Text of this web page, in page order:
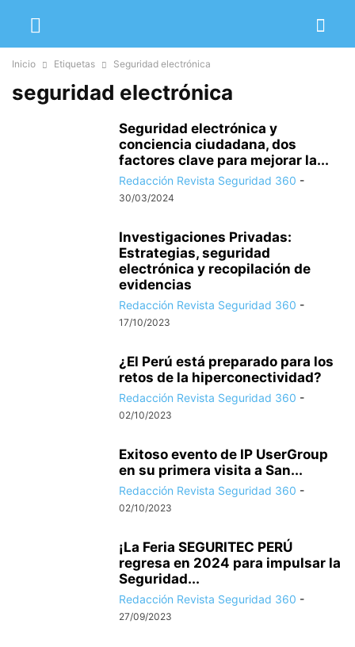
Inicio Etiquetas Seguridad electrónica
seguridad electrónica
Seguridad electrónica y
conciencia ciudadana, dos
factores clave para mejorar la...
Redacción Revista Seguridad 360 -
30/03/2024
Investigaciones Privadas:
Estrategias, seguridad
electrónica y recopilación de
evidencias
Redacción Revista Seguridad 360 -
17/10/2023
¿El Perú está preparado para los
retos de la hiperconectividad?
Redacción Revista Seguridad 360 -
02/10/2023
Exitoso evento de IP UserGroup
en su primera visita a San...
Redacción Revista Seguridad 360 -
02/10/2023
¡La Feria SEGURITEC PERÚ
regresa en 2024 para impulsar la
Seguridad...
Redacción Revista Seguridad 360 -
27/09/2023